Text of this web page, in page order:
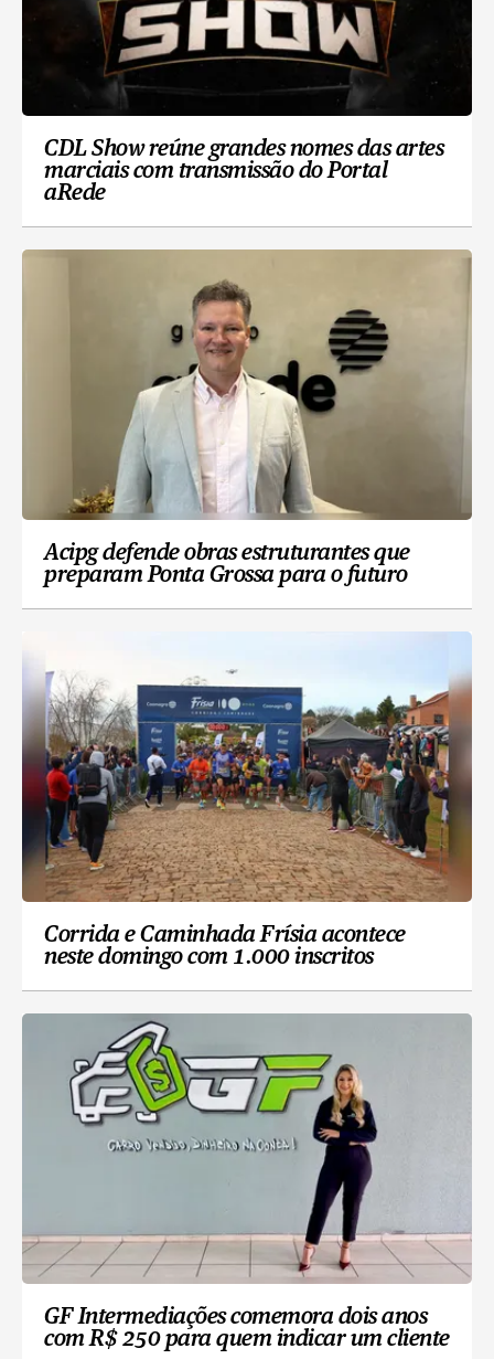
CDL Show reúne grandes nomes das artes
marciais com transmissão do Portal
aRede
Acipg defende obras estruturantes que
preparam Ponta Grossa para o futuro
Corrida e Caminhada Frísia acontece
neste domingo com 1.000 inscritos
GF Intermediações comemora dois anos
com R$ 250 para quem indicar um cliente